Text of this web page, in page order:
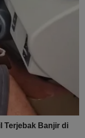
Terjebak Banjir di